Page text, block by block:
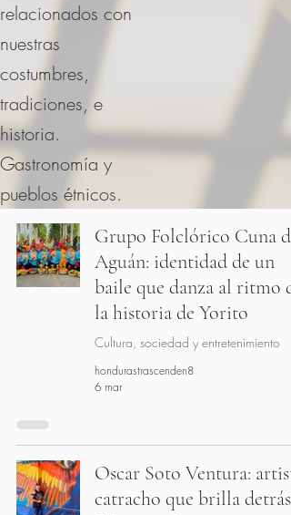
relacionados con
nuestras
costumbres,
tradiciones, e
historia.
Gastronomía y
pueblos étnicos.
Grupo Folclórico Cuna
Aguán: identidad de un
baile que danza al ritmo de
la historia de Yorito
Cultura, sociedad y entretenimiento
hondurastrascenden8
6 mar
Oscar Soto Ventura: artista
catracho que brilla detrás